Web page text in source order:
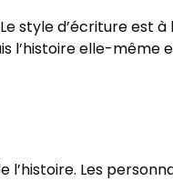
style d’écriture est à
l’histoire elle-même
Les